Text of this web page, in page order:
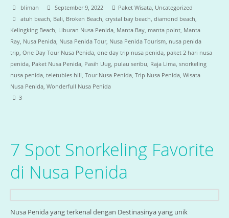
bliman September 9, 2022 Paket Wisata, Uncategorized
atuh beach, Bali, Broken Beach, crystal bay beach, diamond beach,
Kelingking Beach, Liburan Nusa Penida, Manta Bay, manta point, Manta
Ray, Nusa Penida, Nusa Penida Tour, Nusa Penida Tourism, nusa penida
trip, One Day Tour Nusa Penida, one day trip nusa penida, paket 2 hari nusa
penida, Paket Nusa Penida, Pasih Uug, pulau seribu, Raja Lima, snorkeling
nusa penida, teletubies hill, Tour Nusa Penida, Trip Nusa Penida, Wisata
Nusa Penida, Wonderfull Nusa Penida
3
7 Spot Snorkeling Favorite
di Nusa Penida
Nusa Penida yang terkenal dengan Destinasinya yang unik